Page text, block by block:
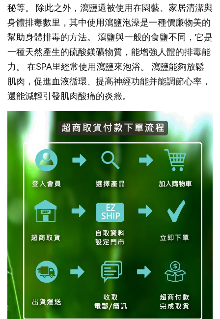
秘等。 除此之外，瀉鹽還被使用在園藝、家居清潔與
身體排毒數里，其中使用瀉鹽泡澡是一種價廉物美的
幫助身體排毒的方法。 瀉鹽與一般的食鹽不同，它是
一種天然產生的硫酸鎂礦物質，能增強人體的排毒能
力。 在SPA里經常使用瀉鹽來泡浴。 瀉鹽能夠放鬆
肌肉，促進血液循環、提高神經功能并能調節心率，
還能減輕引發肌肉酸痛的炎癥。